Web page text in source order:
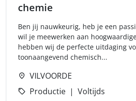
chemie
Ben jij nauwkeurig, heb je een
wil je meewerken aan
hebben wij de perfecte uitdaging
toonaangevend chemisch...
VILVOORDE
Productie
Voltijds